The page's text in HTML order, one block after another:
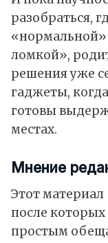
разобраться,
ломкой»,
решения уже
гаджеты,
готовы
местах.
Мнение
Этот материал
после
простым